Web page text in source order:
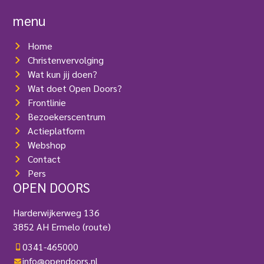
)e
s
t
menu
Home
Christenvervolging
Wat kun jij doen?
Wat doet Open Doors?
Frontlinie
Bezoekerscentrum
Actieplatform
Webshop
Contact
Pers
OPEN DOORS
Harderwijkerweg 136
3852 AH Ermelo(route)
0341-465000
info@opendoors.nl